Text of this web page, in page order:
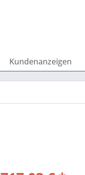
Kundenanzeigen